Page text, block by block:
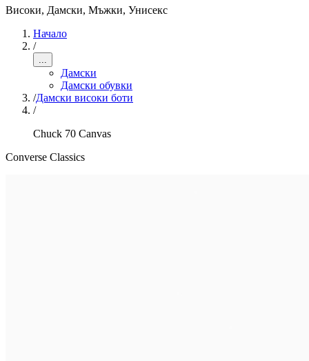
Високи, Дамски, Мъжки, Унисекс
Начало
/
...
Дамски
Дамски обувки
/Дамски високи боти
/
Chuck 70 Canvas
Converse Classics